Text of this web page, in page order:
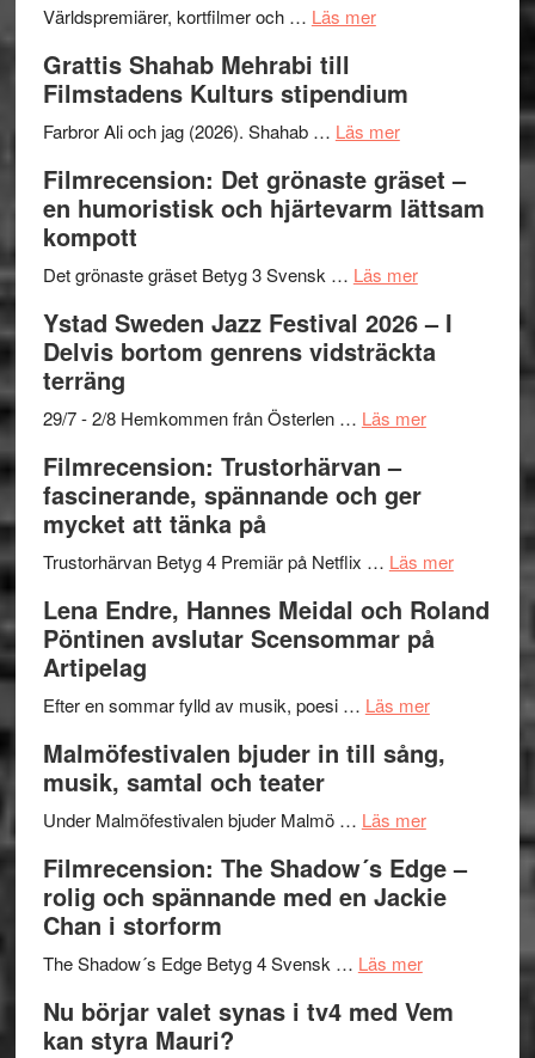
The
Files:
I
Want
Believe
–
Frankenshtey
med
Fox
och
Scully
Världspremiärer, kortfilmer och … Läs merom
West
presenterar
nya
titlar
årets
Grattis Shahab Mehrabi till
Filmstadens Kulturs stipendium
Farbror Ali och jag (2026). Shahab … Läs merom
Shahab
Mehrabi
Filmstadens
stipendium
Filmrecension: Det grönaste gräset –
en humoristisk och hjärtevarm lättsam
kompott
Det grönaste gräset Betyg 3 Svensk … Läs merom
Det
grönaste
–
och
lättsam
Ystad Sweden Jazz Festival 2026 – I
Delvis bortom genrens vidsträckta
terräng
29/7 - 2/8 Hemkommen från Österlen … Läs merom
2026
I
Delvis
genrens
terräng
Filmrecension: Trustorhärvan –
fascinerande, spännande och ger
mycket att tänka på
Trustorhärvan Betyg 4 Premiär på Netflix … Läs merom
på
Lena Endre, Hannes Meidal och Roland
Pöntinen avslutar Scensommar på
Artipelag
Efter en sommar fylld av musik, poesi … Läs merom
Endre,
Roland
Pöntinen
Scensommar
Artipelag
Malmöfestivalen bjuder in till sång,
musik, samtal och teater
Under Malmöfestivalen bjuder Malmö … Läs merom
bjuder
in
samtal
Filmrecension: The Shadow´s Edge –
rolig och spännande med en Jackie
Chan i storform
The Shadow´s Edge Betyg 4 Svensk … Läs merom
The
Nu börjar valet synas i tv4 med Vem
kan styra Mauri?